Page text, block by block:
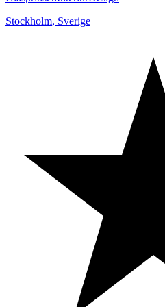
Stockholm, Sverige